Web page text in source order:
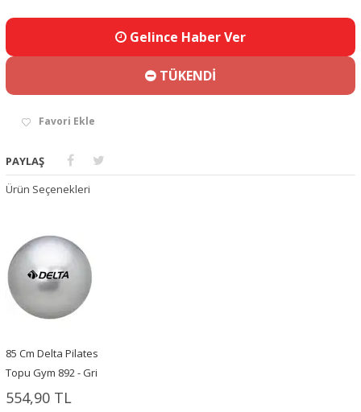
Gelince Haber Ver
TÜKENDİ
Favori Ekle
PAYLAŞ
Ürün Seçenekleri
85 Cm Delta Pilates
Topu Gym 892 - Gri
554,90 TL